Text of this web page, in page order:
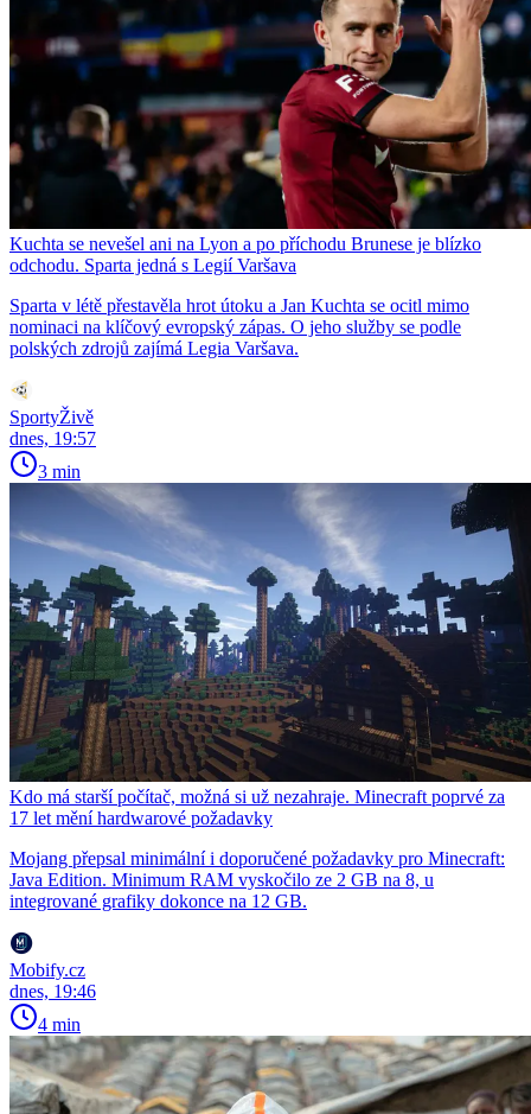
Kuchta se nevešel ani na Lyon a po příchodu Brunese je blízko
odchodu. Sparta jedná s Legií Varšava
Sparta v létě přestavěla hrot útoku a Jan Kuchta se ocitl mimo
nominaci na klíčový evropský zápas. O jeho služby se podle
polských zdrojů zajímá Legia Varšava.
SportyŽivě
dnes, 19:57
3 min
Kdo má starší počítač, možná si už nezahraje. Minecraft poprvé za
17 let mění hardwarové požadavky
Mojang přepsal minimální i doporučené požadavky pro Minecraft:
Java Edition. Minimum RAM vyskočilo ze 2 GB na 8, u
integrované grafiky dokonce na 12 GB.
Mobify.cz
dnes, 19:46
4 min